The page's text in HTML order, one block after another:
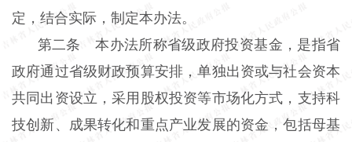
定，结合实际，制定本办法。
第二条 本办法所称省级政府投资基金，是指省
政府通过省级财政预算安排，单独出资或与社会资本
共同出资设立，采用股权投资等市场化方式，支持科
技创新、成果转化和重点产业发展的资金，包括母基